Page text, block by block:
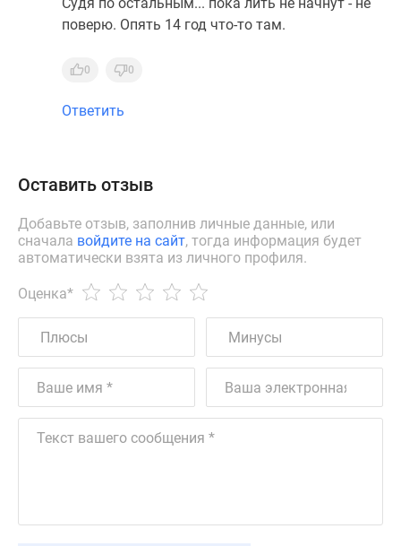
поверю. Опять 14 год что-то там.
0 0
Ответить
Оставить отзыв
Добавьте отзыв, заполнив личные данные, или
сначала войдите на сайт, тогда информация будет
автоматически взята из личного профиля.
Оценка*